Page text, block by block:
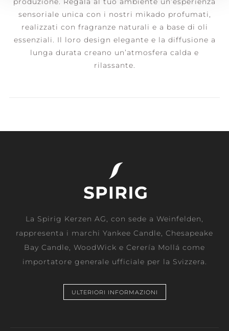
sensoriale unica con i nostri mikado profumati,
realizzati con fragranze naturali e a base di oli
essenziali. Il loro design elegante e la diffusione a
lunga durata creano un’atmosfera calda e
rilassante.
La Spirig Kerzen AG, con sede a Weinfelden,
rappresenta i marchi Yankee Candle, Chesapeake
Bay Candle, WoodWick e Cerería Mollá come
importatore generale ufficiale per la Svizzera.
ULTERIORI INFORMAZIONI